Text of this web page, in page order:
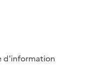
d'information